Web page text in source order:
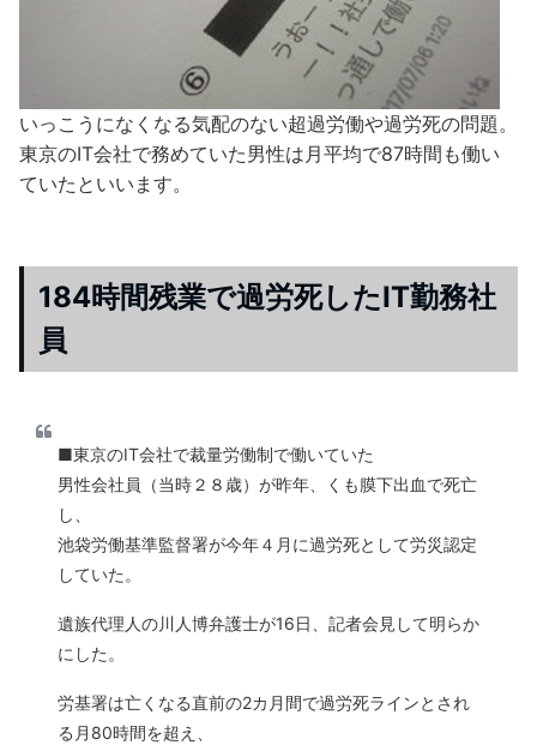
いっこうになくなる気配のない超過労働や過労死の問題。
東京のIT会社で務めていた男性は月平均で87時間も働い
ていたといいます。
184時間残業で過労死したIT勤務社
員
■東京のIT会社で裁量労働制で働いていた
男性会社員（当時２８歳）が昨年、くも膜下出血で死亡
し、
池袋労働基準監督署が今年４月に過労死として労災認定
していた。
遺族代理人の川人博弁護士が16日、記者会見して明らか
にした。
労基署は亡くなる直前の2カ月間で過労死ラインとされ
る月80時間を超え、